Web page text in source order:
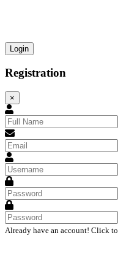
Registration
×
Already have an account! Click to